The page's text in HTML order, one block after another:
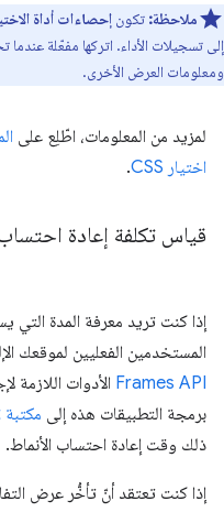
ملاحظة: تكون إحصاءات أداة
إلى تسجيلات الأداء. اتركها مفعّلة
ومعلومات العرض الأخرى.
لمزيد من المعلومات، اطّلِع على
اختيار CSS
.
قياس تكلفة إعادة
إذا كنت تريد معرفة المدة التي
المستخدمين الفعليين لموقعك
Frames API الأدوات اللازمة
برمجة التطبيقات هذه إلى مكتبة JavaScript
ذلك وقت إعادة احتساب الأنماط.
إذا كنت تعتقد أنّ تأخُّر عرض